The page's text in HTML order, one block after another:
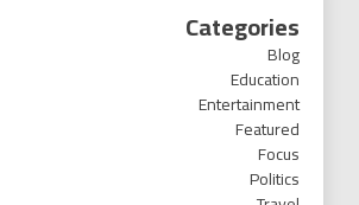
Categories
Blog
Education
Entertainment
Featured
Focus
Politics